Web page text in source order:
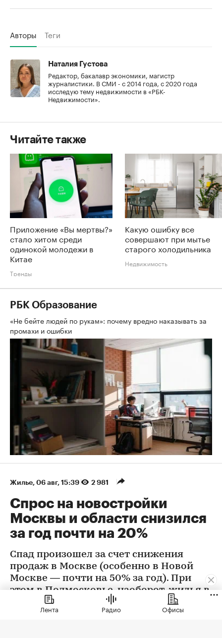
Авторы Теги
Наталия Густова
Редактор, бакалавр экономики, магистр
журналистики. В СМИ - с 2014 года, с 2020 года
исследую тему недвижимости в «РБК-
Недвижимости».
Читайте также
Приложение «Вы мертвы?»
стало хитом среди
одинокой молодежи в
Китае
Тренды
Какую ошибку все
совершают при мытье
старого холодильника
Недвижимость
РБК Образование
«Не бейте людей по рукам»: почему вредно наказывать за
промахи и ошибки
Жилье⁠, 06 авг, 15:39 2 981
Спрос на новостройки
Москвы и области снизился
за год почти на 20%
Спад произошел за счет снижения
продаж в Москве (особенно в Новой
Москве — почти на 50% за год). При
этом в Подмосковье, наоборот, жилья в
новостройках стали покупать больше
Лента Радио Офисы